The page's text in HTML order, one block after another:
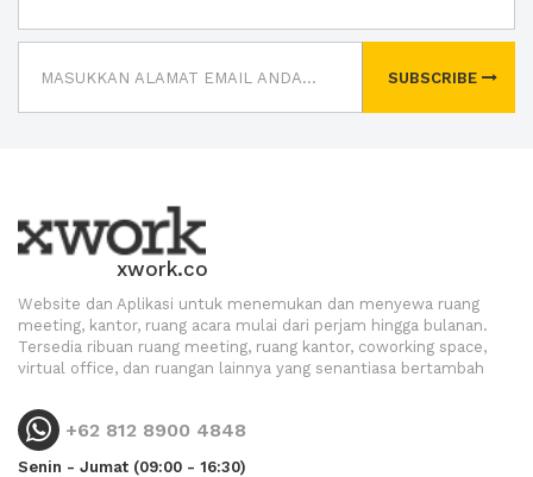
SUBSCRIBE
xwork.co
Website dan Aplikasi untuk menemukan dan menyewa ruang
meeting, kantor, ruang acara mulai dari perjam hingga bulanan.
Tersedia ribuan ruang meeting, ruang kantor, coworking space,
virtual office, dan ruangan lainnya yang senantiasa bertambah
+62 812 8900 4848
Senin - Jumat (09:00 - 16:30)